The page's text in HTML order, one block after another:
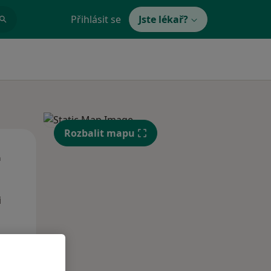
Přihlásit se Jste lékař?
Čt Pá
Rozbalit mapu